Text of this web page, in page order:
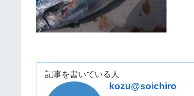
記事を書いている人
kozu@soichiro